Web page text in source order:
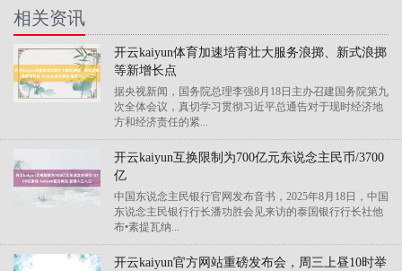
相关资讯
开云kaiyun体育加速培育壮大服务浪掷、新式浪掷
等新增长点
据央视新闻，国务院总理李强8月18日主办召建国务院第九
次全体会议，真切学习贯彻习近平总通告对于现时经济地
方和经济责任的紧...
开云kaiyun互换限制为700亿元东说念主民币/3700
亿
中国东说念主民银行官网发布音书，2025年8月18日，中国
东说念主民银行行长潘功胜会见来访的泰国银行行长社他
布•素提瓦纳...
开云kaiyun官方网站重磅发布会，周三上昼10时举